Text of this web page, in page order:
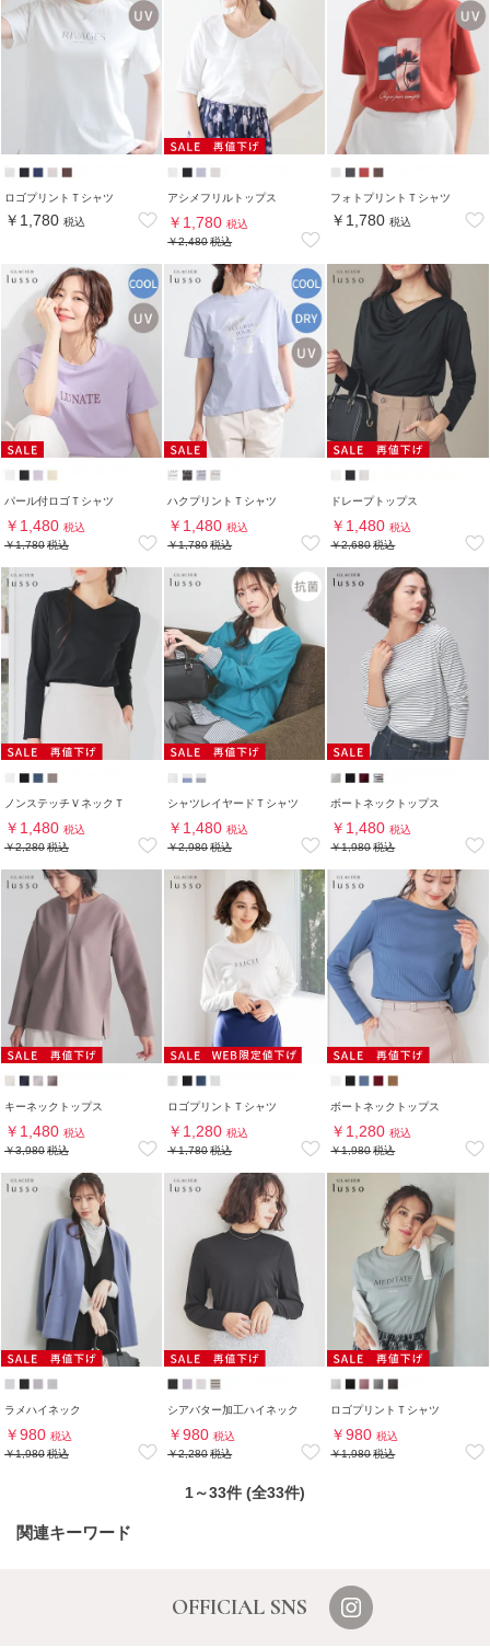
ロゴプリントＴシャツ
￥1,780 税込
アシメフリルトップス
￥1,780 税込
￥2,480税込
フォトプリントＴシャツ
￥1,780 税込
パール付ロゴＴシャツ
￥1,480 税込
￥1,780税込
ハクプリントＴシャツ
￥1,480 税込
￥1,780税込
ドレープトップス
￥1,480 税込
￥2,680税込
ノンステッチＶネックＴ
￥1,480 税込
￥2,280税込
シャツレイヤードＴシャツ
￥1,480 税込
￥2,980税込
ボートネックトップス
￥1,480 税込
￥1,980税込
キーネックトップス
￥1,480 税込
￥3,980税込
ロゴプリントＴシャツ
￥1,280 税込
￥1,780税込
ボートネックトップス
￥1,280 税込
￥1,980税込
ラメハイネック
￥980 税込
￥1,980税込
シアバター加工ハイネック
￥980 税込
￥2,280税込
ロゴプリントＴシャツ
￥980 税込
￥1,980税込
1～33件 (全33件)
関連キーワード
OFFICIAL SNS